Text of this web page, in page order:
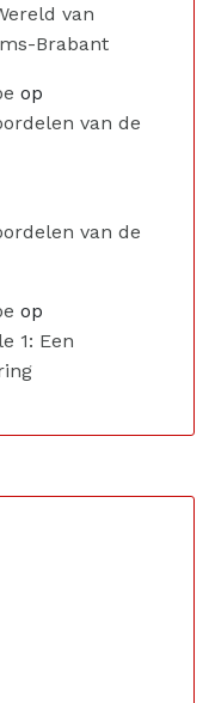
van
Brabant
op
van de
van de
op
1: Een